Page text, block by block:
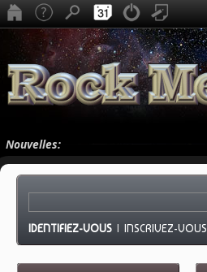
Nouvelles:
IDENTIFIEZ-VOUS |INSCRIVEZ-VOUS